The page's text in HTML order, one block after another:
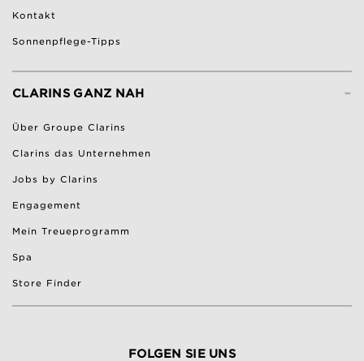
Kontakt
Sonnenpflege-Tipps
-
CLARINS GANZ NAH
Über Groupe Clarins
Clarins das Unternehmen
Jobs by Clarins
Engagement
Mein Treueprogramm
Spa
Store Finder
FOLGEN SIE UNS